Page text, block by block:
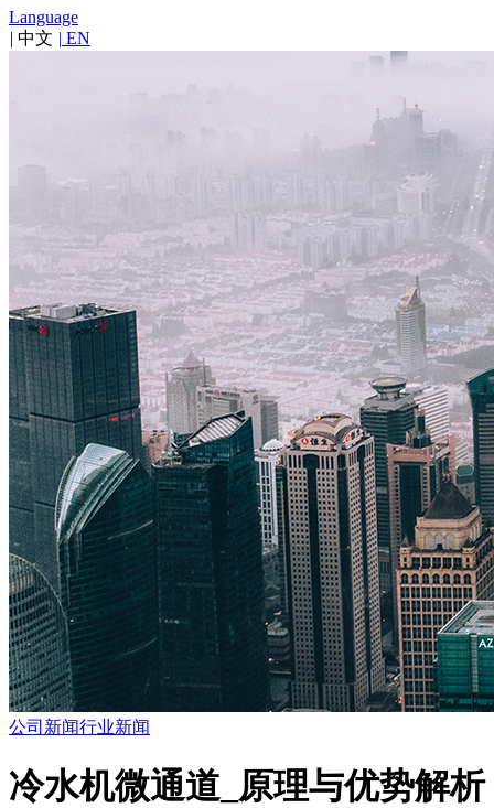
Language
| 中文 | EN
公司新闻行业新闻
冷水机微通道_原理与优势解析